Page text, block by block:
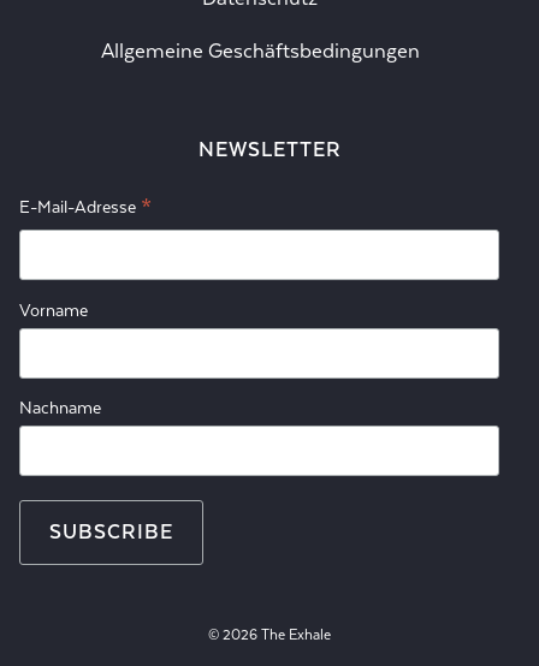
Allgemeine Geschäftsbedingungen
NEWSLETTER
E-Mail-Adresse *
Vorname
Nachname
© 2026 The Exhale